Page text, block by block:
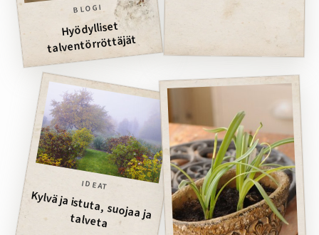
BLOGI
Hyödylliset
talventörröttäjät
IDEAT
Kylvä ja istuta, suojaa ja
talveta